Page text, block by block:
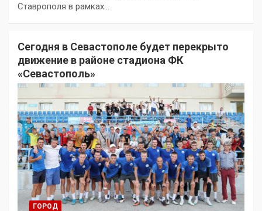
Ставрополя в рамках…
Сегодня в Севастополе будет перекрыто
движение в районе стадиона ФК
«Севастополь»
ГОРОД